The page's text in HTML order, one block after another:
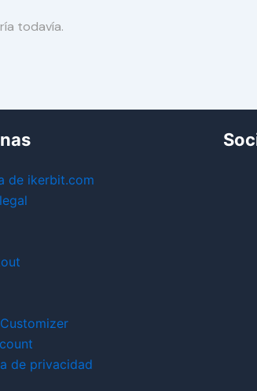
todavía.
de ikerbit.com
de privacidad